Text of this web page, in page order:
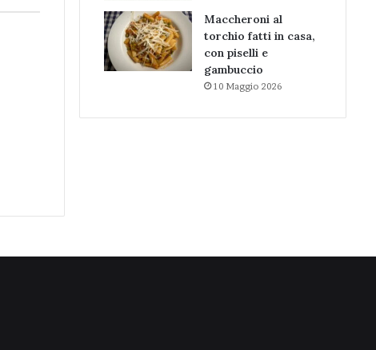
Maccheroni al
torchio fatti in casa,
con piselli e
gambuccio
10 Maggio 2026